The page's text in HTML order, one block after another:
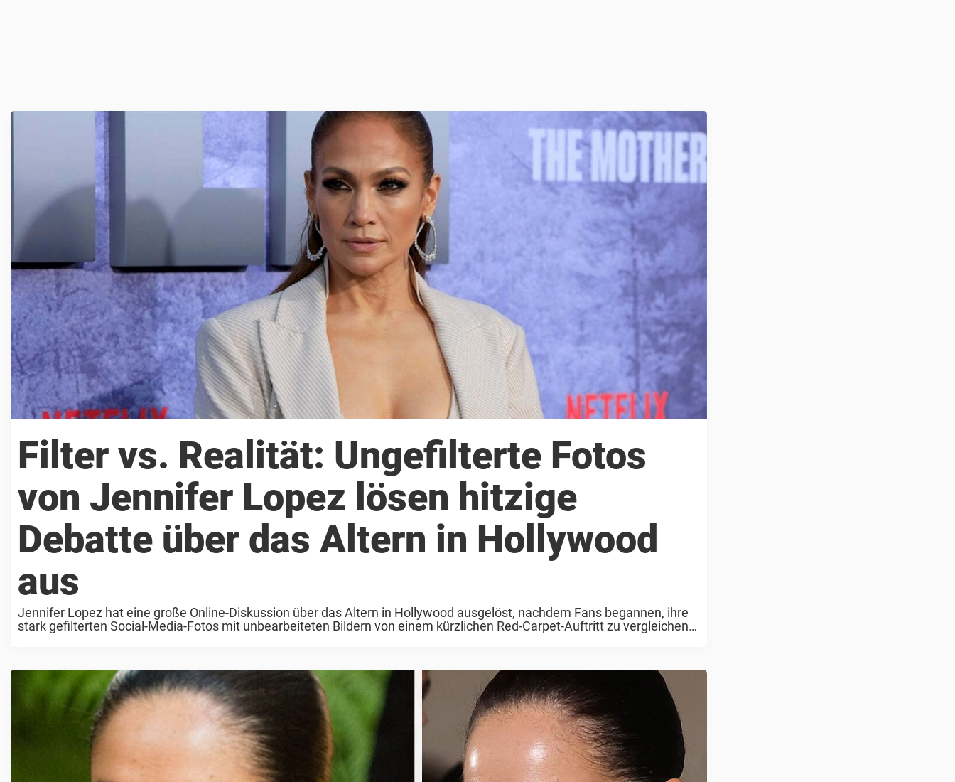
Filter vs. Realität: Ungefilterte Fotos
von Jennifer Lopez lösen hitzige
Debatte über das Altern in Hollywood
aus
Jennifer Lopez hat eine große Online-Diskussion über das Altern in Hollywood ausgelöst, nachdem Fans begannen, ihre
stark gefilterten Social-Media-Fotos mit unbearbeiteten Bildern von einem kürzlichen Red-Carpet-Auftritt zu vergleichen.